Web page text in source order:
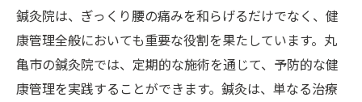
鍼灸院は、ぎっくり腰の痛みを和らげるだけでなく、健
康管理全般においても重要な役割を果たしています。丸
亀市の鍼灸院では、定期的な施術を通じて、予防的な健
康管理を実践することができます。鍼灸は、単なる治療